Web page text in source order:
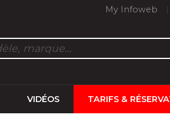
My Infoweb
VIDÉOS TARIFS &